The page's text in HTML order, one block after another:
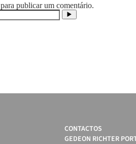
para publicar um comentário.
CONTACTOS
GEDEON RICHTER